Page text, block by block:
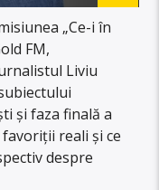
„Ce-i în
FM,
Liviu
și faza finală a
reali și ce
despre